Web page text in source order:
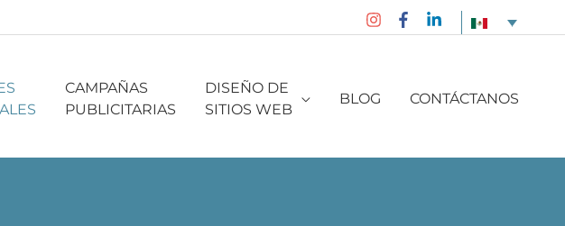
CAMPAÑAS
PUBLICITARIAS
DISEÑO DE
SITIOS WEB
BLOG CONTÁCTANOS